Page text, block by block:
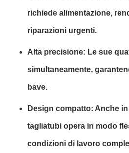
richiede alimentazione,
riparazioni urgenti.
Alta precisione: Le sue
simultaneamente,
bave.
Design compatto: Anche
tagliatubi opera in modo
condizioni di lavoro